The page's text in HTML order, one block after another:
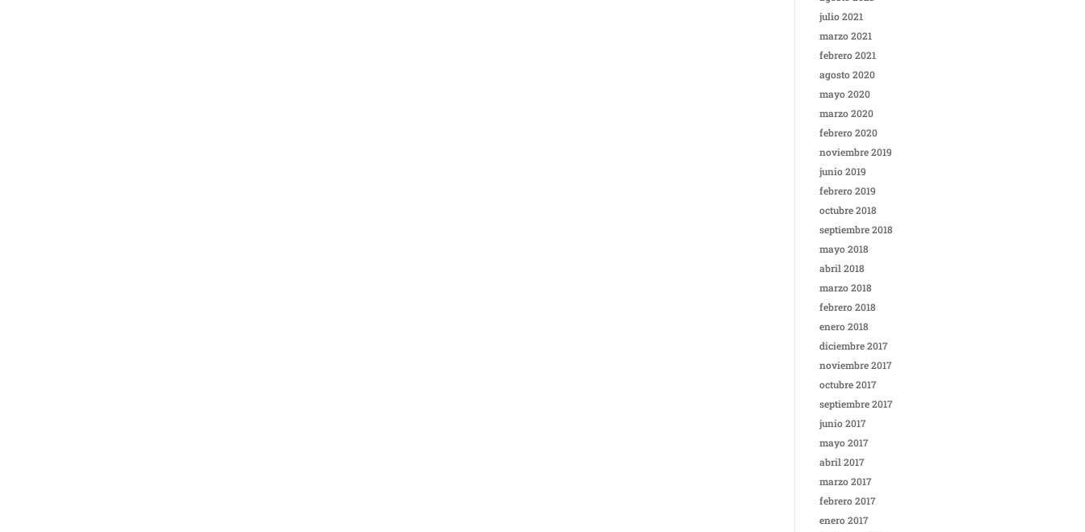
julio 2021
marzo 2021
febrero 2021
agosto 2020
mayo 2020
marzo 2020
febrero 2020
noviembre 2019
junio 2019
febrero 2019
octubre 2018
septiembre 2018
mayo 2018
abril 2018
marzo 2018
febrero 2018
enero 2018
diciembre 2017
noviembre 2017
octubre 2017
septiembre 2017
junio 2017
mayo 2017
abril 2017
marzo 2017
febrero 2017
enero 2017